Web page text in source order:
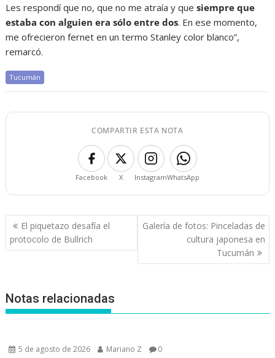
Les respondí que no, que no me atraía y quesiempre que
estaba con alguien era sólo entre dos. En ese momento,
me ofrecieron fernet en un termo Stanley color blanco”,
remarcó.
Tucumán
COMPARTIR ESTA NOTA
Facebook X InstagramWhatsApp
Navegación
de
entradas
El piquetazo desafía el
protocolo de Bullrich
Galería de fotos: Pinceladas de
cultura japonesa en
Tucumán
Notas relacionadas
5 de agosto de 2026 Mariano Z 0